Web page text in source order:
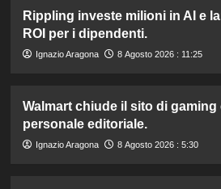
Rippling investe milioni in AI e
ROI per i dipendenti.
Ignazio Aragona 8 Agosto 2026 : 11:25
Walmart chiude il sito di gaming
personale editoriale.
Ignazio Aragona 8 Agosto 2026 : 5:30